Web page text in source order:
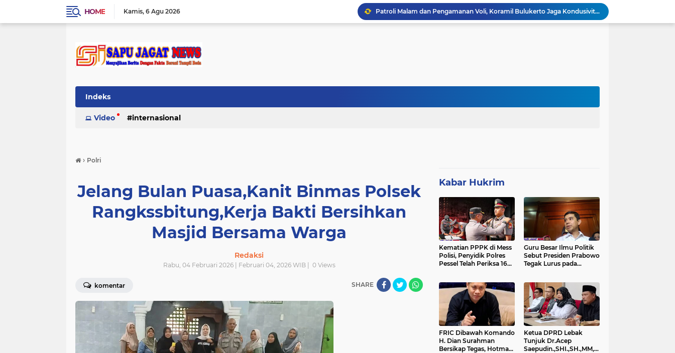
HOME Kamis 6 Agu 2026
Patroli Malam dan Pengamanan Voli, Koramil Bulukerto Jaga Kondusivitas Wilayah
Kapolda Banten Hadiri Ground Breaking Pembangunan Gedung Kantor DPD RI di Ibu Kota Provinsi Banten
Anggota Polsek Leuwidamar Laksanakan Giat shalat Subuh keliling (Subling) Di Desa Lebakparahiang
Indeks
Video internasional
› Polri
Jelang Bulan Puasa,Kanit Binmas Polsek
Rangkssbitung,Kerja Bakti Bersihkan
Masjid Bersama Warga
Redaksi
Rabu, 04 Februari 2026 | Februari 04, 2026 WIB | 0Views
komentar SHARE
Kabar Hukrim
Kematian PPPK di Mess
Polisi, Penyidik Polres
Pessel Telah Periksa 16
Guru Besar Ilmu Politik
Sebut Presiden Prabowo
Tegak Lurus pada
Hukum
FRIC Dibawah Komando
H. Dian Surahman
Bersikap Tegas, Hotman
Ketua DPRD Lebak
Tunjuk Dr.Acep
Saepudin.,SHI.,SH.,MM,MSi.,Sebagai